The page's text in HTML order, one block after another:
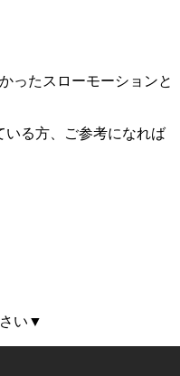
ったスローモーションと
いる方、ご参考になれば
い▼